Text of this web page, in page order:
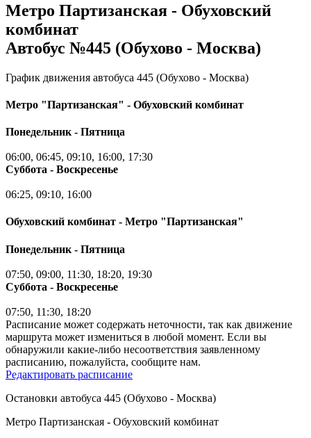
Метро Партизанская - Обуховский
комбинат
Автобус №445 (Обухово - Москва)
График движения автобуса 445 (Обухово - Москва)
Метро "Партизанская" - Обуховский комбинат
Понедельник - Пятница
06:00, 06:45, 09:10, 16:00, 17:30
Суббота - Воскресенье
06:25, 09:10, 16:00
Обуховский комбинат - Метро "Партизанская"
Понедельник - Пятница
07:50, 09:00, 11:30, 18:20, 19:30
Суббота - Воскресенье
07:50, 11:30, 18:20
Расписание может содержать неточности, так как движение
маршрута может измениться в любой момент. Если вы
обнаружили какие-либо несоответствия заявленному
расписанию, пожалуйста, сообщите нам.
Редактировать расписание
Остановки автобуса 445 (Обухово - Москва)
Метро Партизанская - Обуховский комбинат